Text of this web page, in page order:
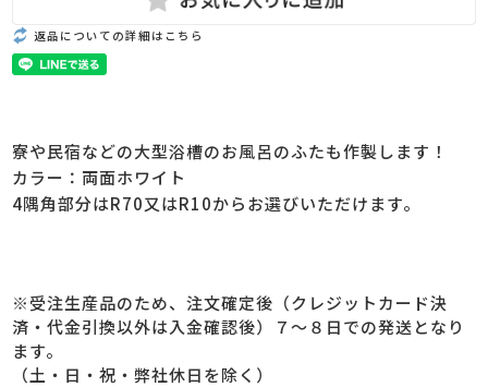
返品についての詳細はこちら
寮や民宿などの大型浴槽のお風呂のふたも作製します！
カラー：両面ホワイト
4隅角部分はR70又はR10からお選びいただけます。
※受注生産品のため、注文確定後（クレジットカード決
済・代金引換以外は入金確認後）７～８日での発送となり
ます。
（土・日・祝・弊社休日を除く）